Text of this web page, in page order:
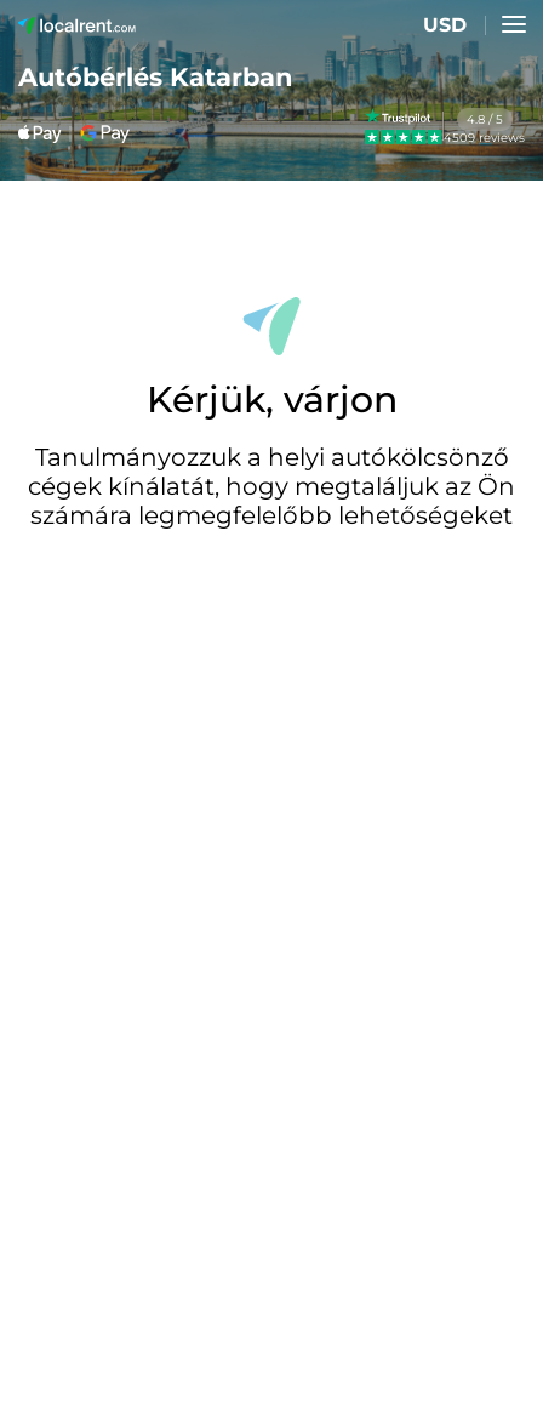
USD
Autóbérlés Katarban
4.8 / 5
4509 reviews
Kérjük, várjon
Tanulmányozzuk a helyi autókölcsönző
cégek kínálatát, hogy megtaláljuk az Ön
számára legmegfelelőbb lehetőségeket